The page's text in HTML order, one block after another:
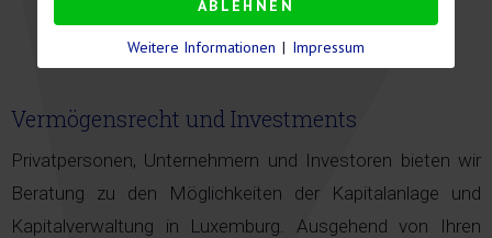
Luxemburg
Vermögensrecht und Investments
Privatpersonen, Unternehmern und Investoren bieten wir
Beratung zu den Möglichkeiten der Kapitalanlage und
Kapitalverwaltung in Luxemburg. Ausgehend von Ihren
ABLEHNEN
Weitere Informationen | Impressum